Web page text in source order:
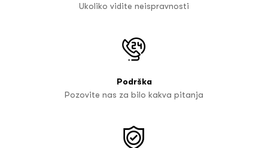
Ukoliko vidite neispravnosti
Podrška
Pozovite nas za bilo kakva pitanja